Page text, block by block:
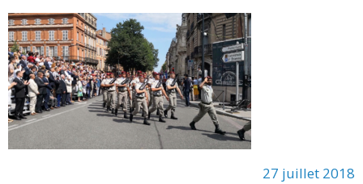
MES ACTIONS 2017 – 2022
27 juillet 2018